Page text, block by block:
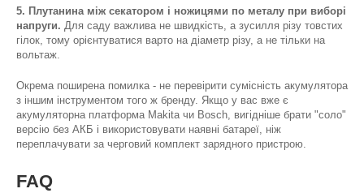
5. Плутанина між секатором і ножицями по металу при виборі
напруги. Для саду важлива не швидкість, а зусилля різу товстих
гілок, тому орієнтуватися варто на діаметр різу, а не тільки на
вольтаж.
Окрема поширена помилка - не перевірити сумісність акумулятора
з іншим інструментом того ж бренду. Якщо у вас вже є
акумуляторна платформа Makita чи Bosch, вигідніше брати "соло"
версію без АКБ і використовувати наявні батареї, ніж
переплачувати за черговий комплект зарядного пристрою.
FAQ